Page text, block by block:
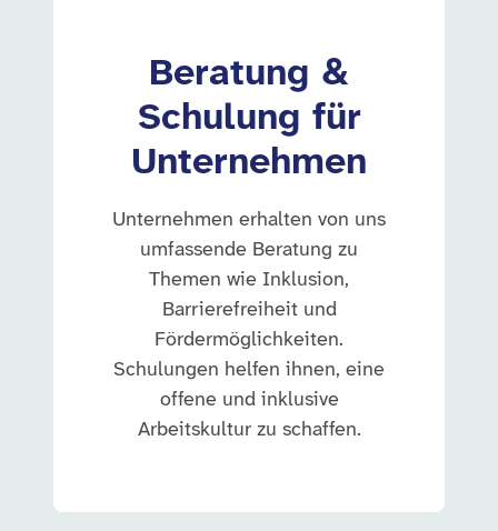
Beratung &
Schulung für
Unternehmen
Unternehmen erhalten von uns
umfassende Beratung zu
Themen wie Inklusion,
Barrierefreiheit und
Fördermöglichkeiten.
Schulungen helfen ihnen, eine
offene und inklusive
Arbeitskultur zu schaffen.